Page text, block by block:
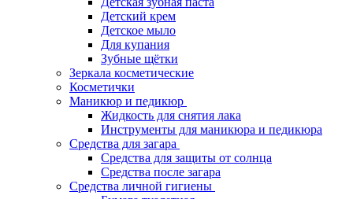
Детский крем
Детское мыло
Для купания
Зубные щётки
Зеркала косметические
Косметички
Маникюр и педикюр
Жидкость для снятия лака
Инструменты для маникюра и педикюра
Средства для загара
Средства для защиты от солнца
Средства после загара
Средства личной гигиены